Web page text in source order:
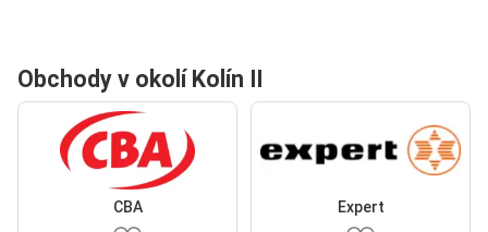
Obchody v okolí Kolín II
CBA Expert